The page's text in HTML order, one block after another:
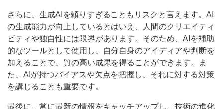
さらに、生成AIを頼りすぎることもリスクと言えます。AI
の生成能力が向上しているとはいえ、人間のクリエイティ
ビティや独自性には限界があります。そのため、AIを補助
的なツールとして使用し、自分自身のアイディアや判断を
加えることで、質の高い成果を得ることができます。ま
た、AIが持つバイアスや欠点を把握し、それに対する対策
を講じることも重要です。
最後に、常に最新の情報をキャッチアップし、技術の進化